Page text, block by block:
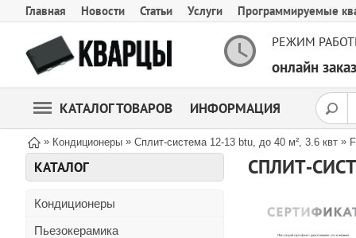
Главная Новости Статьи Услуги Программируемые
РЕЖИМ
онлайн
КАТАЛОГ ТОВАРОВ ИНФОРМАЦИЯ
» Кондиционеры » Сплит-система 12-13 btu, до 40 м², 3.6 квт »
КАТАЛОГ
Кондиционеры
Пьезокерамика